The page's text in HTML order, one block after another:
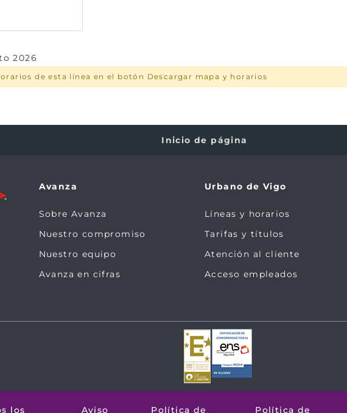
2026
de esta línea en el botón Descargar mapa y horarios
Inicio de página
Avanza
Sobre Avanza
Nuestro compromiso
Nuestro equipo
Avanza en cifras
Urbano de Vigo
Líneas y horarios
Tarifas y títulos
Atención al cliente
Acceso empleados
los Aviso Política de Política de